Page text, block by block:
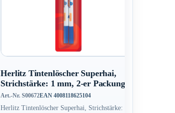
Herlitz Tintenlöscher Superhai,
Strichstärke: 1 mm, 2-er Packung
Art.-Nr. S00672EAN 4008118625104
Herlitz Tintenlöscher Superhai, Strichstärke: 1